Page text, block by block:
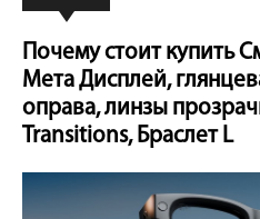
Почему стоит купить
Мета Дисплей,
оправа, линзы
Transitions, Браслет L